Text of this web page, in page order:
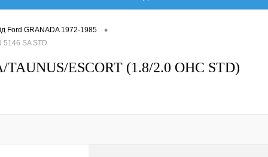
Ford GRANADA 1972-1985 •
5146 SA STD
ESCORT (1.8/2.0 OHC STD)